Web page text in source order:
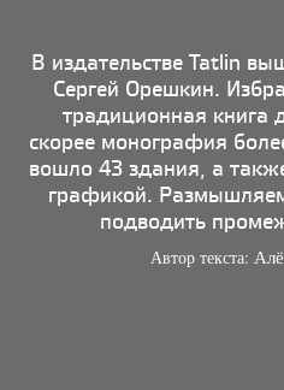
Дизайн
Иностранцы в
Книги
Наследие
Эко
В издательстве Tatlin
Сергей Орешкин.
традиционная книга
скорее монография
вошло 43 здания, а
графикой.
подводить
Автор текста: